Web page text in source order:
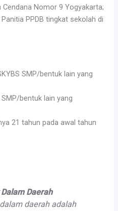
Nomor 9 Yogyakarta;
PPDB tingkat sekolah di
SMP/bentuk lain yang
bentuk lain yang
21 tahun pada awal tahun
Daerah
daerah adalah